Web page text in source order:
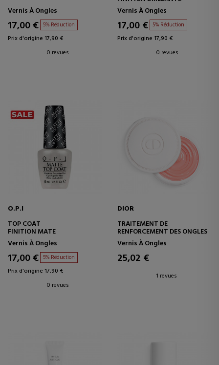
Vernis À Ongles
17,00 € 5% Réduction
Prix d'origine 17,90 €
0 revues
Vernis À Ongles
17,00 € 5% Réduction
Prix d'origine 17,90 €
0 revues
O.P.I
TOP COAT
FINITION MATE
Vernis À Ongles
17,00 € 5% Réduction
Prix d'origine 17,90 €
0 revues
DIOR
TRAITEMENT DE
RENFORCEMENT DES ONGLES
Vernis À Ongles
25,02 €
1 revues